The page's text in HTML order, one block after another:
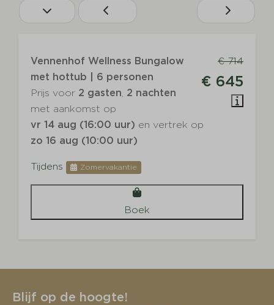
€ 714
€ 645
Vennenhof Wellness Bungalow
met hottub | 6 personen
Prijs voor 2 gasten, 2 nachten
met aankomst op
vr 14 aug (16:00 uur) en vertrek op
zo 16 aug (10:00 uur)
Tijdens Zomervakantie
Boek
Blijf op de hoogte!